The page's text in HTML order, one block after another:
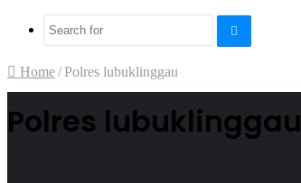
Home/Polres lubuklinggau
Polres lubuklinggau